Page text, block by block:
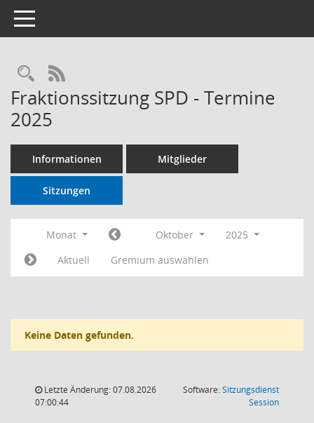
Toggle navigation
RSS-Feed
Fraktionssitzung SPD - Termine
2025
Informationen Mitglieder
Sitzungen
Monat Oktober
2025
Aktuell
Gremium auswählen
Keine Daten gefunden.
Letzte Änderung: 07.08.2026
07:00:44
Software:Sitzungsdienst
Session(Wird in